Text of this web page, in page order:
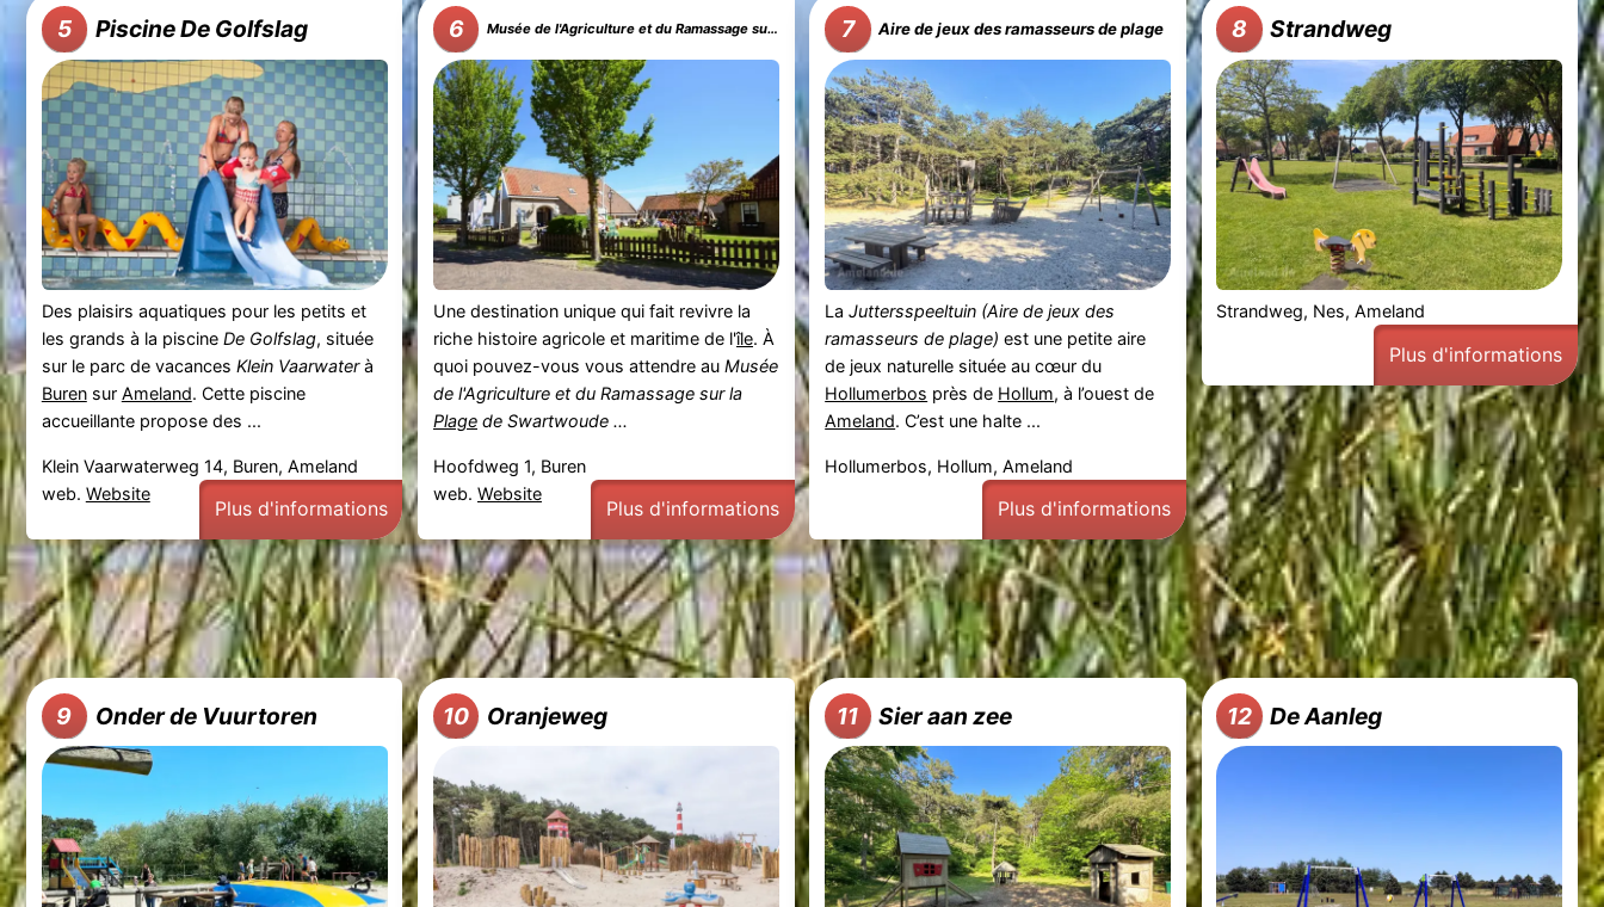
5 Piscine De Golfslag
Des plaisirs aquatiques pour les petits et
les grands à la piscine De Golfslag, située
sur le parc de vacances Klein Vaarwaterà
Burensur Ameland. Cette piscine
accueillante propose des ...
Klein Vaarwaterweg 14, Buren, Ameland
web. Website
Plus d'informations
6 Musée de l'Agriculture et du Ramassage sur la Plage de Swartwoude
Une destination unique qui fait revivre la
riche histoire agricole et maritime de l'île. À
quoi pouvez-vous vous attendre au Musée
de l'Agriculture et du Ramassage sur la
Plagede Swartwoude ...
Hoofdweg 1, Buren
web. Website
Plus d'informations
7 Aire de jeux des ramasseurs de plage
LaJuttersspeeltuin (Aire de jeux des
ramasseurs de plage) est une petite aire
de jeux naturelle située au cœur du
Hollumerbos près de Hollum, à l’ouest de
Ameland. C’est une halte ...
Hollumerbos, Hollum, Ameland
Plus d'informations
8 Strandweg
Strandweg, Nes, Ameland
Plus d'informations
9 Onder de Vuurtoren 10 Oranjeweg 11 Sier aan zee 12 De Aanleg